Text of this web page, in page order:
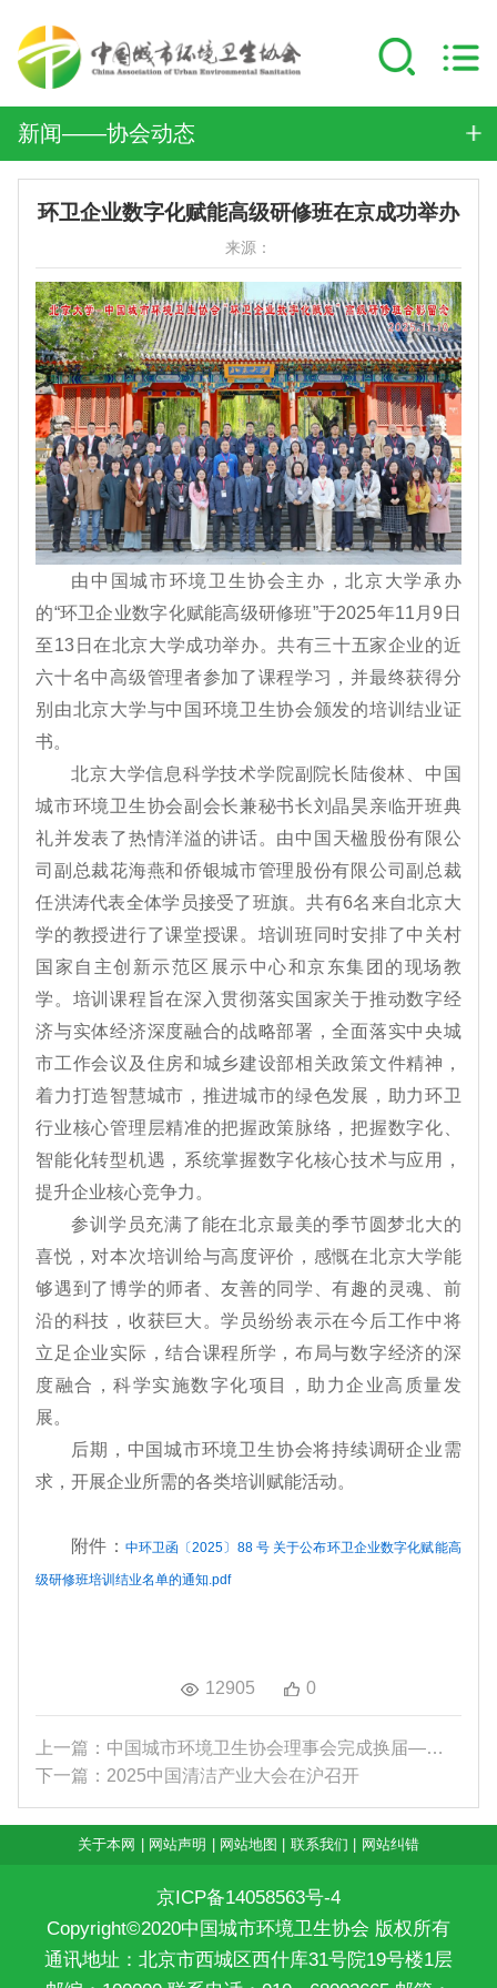
新闻——协会动态
环卫企业数字化赋能高级研修班在京成功举办
来源：
由中国城市环境卫生协会主办，北京大学承 办
的“环卫企业数字化赋能高级研修班”于2025年11 月9 日
至13日在北京大学成功举办。共有三十五家企业的近
六十名中高级管理者参加了课程学习，并最终获得分
别由北京大学与中国环境卫生协会颁发的培训结业证
书。
北京大学信息科学技术学院副院长陆俊林 、中国
城市环境卫生协会副会长兼秘书长刘晶昊亲临开班典
礼并发表了热情洋溢的讲话。 由中国天楹股份有限公
司副总裁花海燕和侨银城市管理股份有限公司副总裁
任洪涛代表全体学员接受了班旗。共有6名来自北京大
学的教授进行了课堂授课。培训班同时安排了中关村
国家自主创新示范区展示中心和京东集团的现场教
学。培训课程旨在深入贯彻落实国家关于推动数字经
济与实体经济深度融合的战略部署，全面落实中央城
市工作会议及住房和城乡建设部相关政策文件精神，
着力打造智慧城市，推进城市的绿色发展，助力环卫
行业核心管理层精准的把握政策脉络，把握数字化、
智能化转型机遇，系统掌握数字化核心技术与应用，
提升企业核心竞争力。
参训学员充满了能在北京最美的季节圆梦北大的
喜悦，对本次培训给与高度评价，感慨在北京大学能
够遇到了博学的师者、友善的同学、有趣的灵魂、前
沿的科技，收获巨大。学员纷纷表示在今后工作中将
立足企业实际，结合课程所学，布局与数字经济的深
度融合，科学实施数字化项目，助力企业高质量发
展。
后期，中国城市环境卫生协会将持续调研企业需
求，开展企业所需的各类培训赋能活动。
附件： 中环卫函〔2025〕88 号 关于公布环卫企业数字化赋能高
级研修班培训结业名单的通知.pdf
12905 0
上一篇：中国城市环境卫生协会理事会完成换届——秦...
下一篇：2025中国清洁产业大会在沪召开
关于本网 网站声明 网站地图 联系我们 网站纠错
京ICP备14058563号-4
Copyright©2020中国城市环境卫生协会 版权所有
通讯地址：北京市西城区西什库31号院19号楼1层